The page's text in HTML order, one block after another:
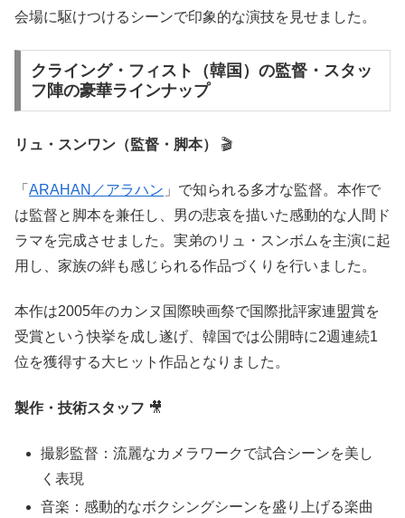
会場に駆けつけるシーンで印象的な演技を見せました。
クライング・フィスト（韓国）の監督・スタッ
フ陣の豪華ラインナップ
リュ・スンワン（監督・脚本） 🎬
「 ARAHAN／アラハン 」で知られる多才な監督。本作で
は監督と脚本を兼任し、男の悲哀を描いた感動的な人間ド
ラマを完成させました。実弟のリュ・スンボムを主演に起
用し、家族の絆も感じられる作品づくりを行いました。
本作は2005年のカンヌ国際映画祭で国際批評家連盟賞を
受賞という快挙を成し遂げ、韓国では公開時に2週連続1
位を獲得する大ヒット作品となりました。
製作・技術スタッフ 🎥
撮影監督：流麗なカメラワークで試合シーンを美し
く表現
音楽：感動的なボクシングシーンを盛り上げる楽曲